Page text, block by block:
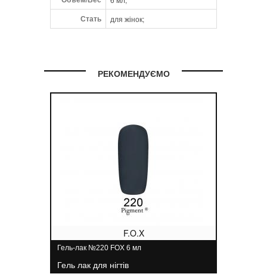
Стать для жінок;
РЕКОМЕНДУЄМО
F.O.X
Гель-лак №220 FOX 6 мл
Гель лак для нігтів